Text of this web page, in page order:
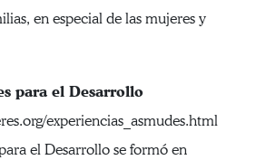
en especial de las mujeres y
para el Desarrollo
experiencias_asmudes.html
el Desarrollo se formó en